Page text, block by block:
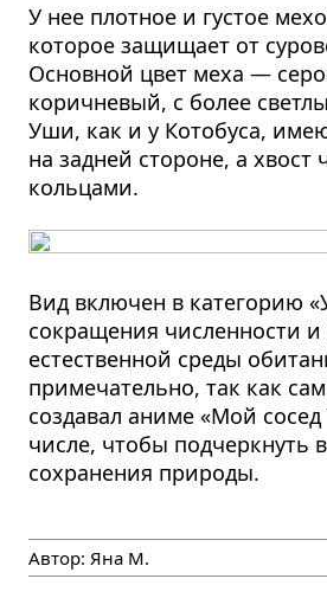
У нее плотное и густое
которое защищает от
Основной цвет меха —
коричневый, с более
Уши, как и у Котобуса,
на задней стороне, а хвост
кольцами.
Вид включен в категорию
сокращения численности
естественной среды
примечательно, так как
создавал аниме «Мой
числе, чтобы подчеркнуть
сохранения природы.
Автор: Яна М.